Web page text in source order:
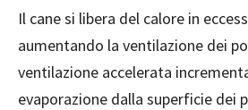
Il cane si libera del calore in
aumentando la ventilazione dei
ventilazione accelerata
evaporazione dalla superficie dei